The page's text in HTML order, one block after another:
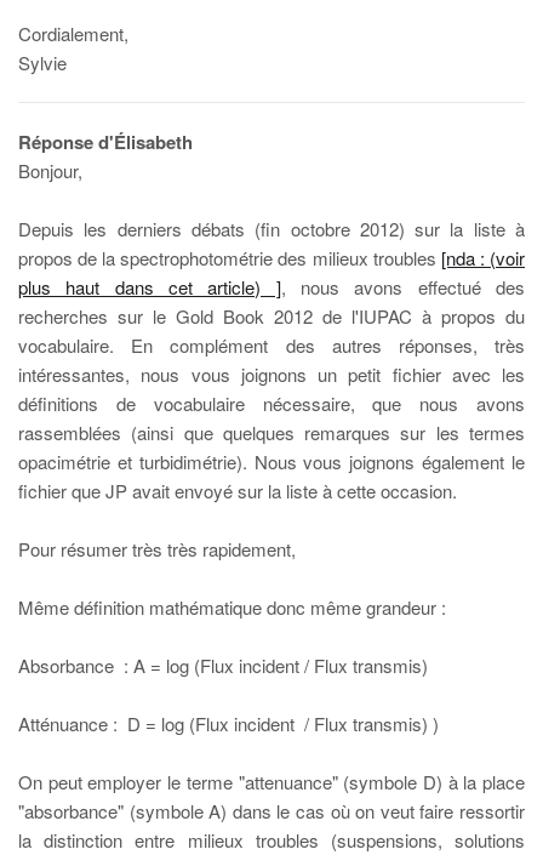
Cordialement,
Sylvie
Réponse d'Élisabeth
Bonjour,
Depuis les derniers débats (fin octobre 2012) sur la liste à
propos de la spectrophotométrie des milieux troubles [nda : (voir
plus haut dans cet article) ], nous avons effectué des
recherches sur le Gold Book 2012 de l'IUPAC à propos du
vocabulaire. En complément des autres réponses, très
intéressantes, nous vous joignons un petit fichier avec les
définitions de vocabulaire nécessaire, que nous avons
rassemblées (ainsi que quelques remarques sur les termes
opacimétrie et turbidimétrie). Nous vous joignons également le
fichier que JP avait envoyé sur la liste à cette occasion.
Pour résumer très très rapidement,
Même définition mathématique donc même grandeur :
Absorbance : A = log (Flux incident / Flux transmis)
Atténuance : D = log (Flux incident / Flux transmis) )
On peut employer le terme "attenuance" (symbole D) à la place
"absorbance" (symbole A) dans le cas où on veut faire ressortir
la distinction entre milieux troubles (suspensions, solutions